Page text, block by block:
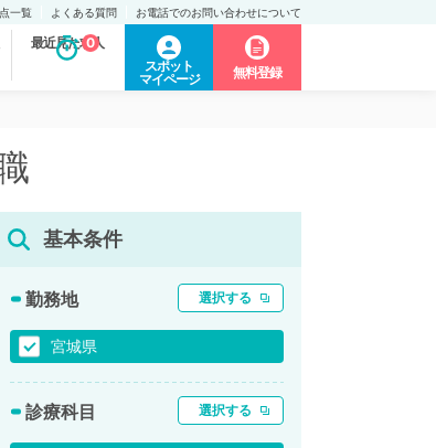
一覧 よくある質問 お電話でのお問い合わせについて
最近見た求人
0
スポット
マイページ
無料登録
基本条件
勤務地 選択する
宮城県
診療科目 選択する